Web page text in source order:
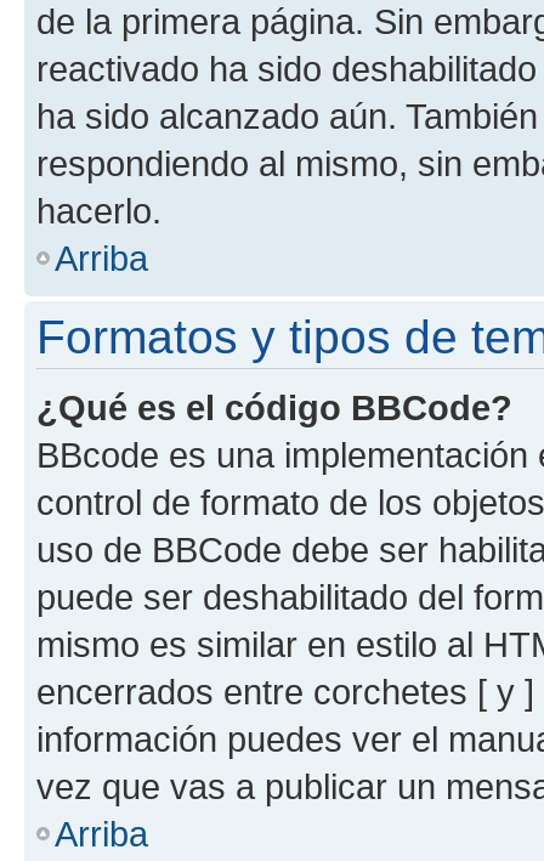
de la primera página. Sin
reactivado ha sido
ha sido alcanzado aún.
respondiendo al mismo, sin
hacerlo.
Arriba
Formatos y tipos de
¿Qué es el código BBCode?
BBcode es una
control de formato de los
uso de BBCode debe ser
puede ser deshabilitado del
mismo es similar en estilo al
encerrados entre corchetes [ y
información puedes ver el
vez que vas a publicar un
Arriba